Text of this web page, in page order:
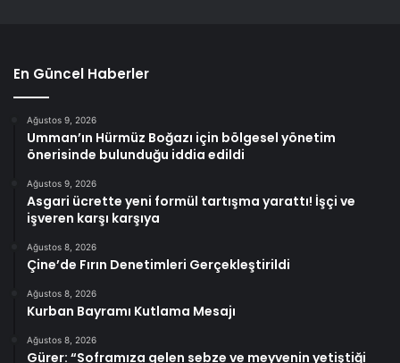
En Güncel Haberler
Ağustos 9, 2026
Umman’ın Hürmüz Boğazı için bölgesel yönetim
önerisinde bulunduğu iddia edildi
Ağustos 9, 2026
Asgari ücrette yeni formül tartışma yarattı! İşçi ve
işveren karşı karşıya
Ağustos 8, 2026
Çine’de Fırın Denetimleri Gerçekleştirildi
Ağustos 8, 2026
Kurban Bayramı Kutlama Mesajı
Ağustos 8, 2026
Gürer: “Soframıza gelen sebze ve meyvenin yetiştiği